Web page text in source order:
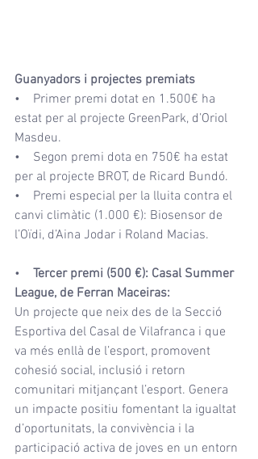
Guanyadors i projectes premiats
•    Primer premi dotat en 1.500€ ha
estat per al projecte GreenPark, d’Oriol
Masdeu.
•    Segon premi dota en 750€ ha estat
per al projecte BROT, de Ricard Bundó.
•    Premi especial per la lluita contra el
canvi climàtic (1.000 €): Biosensor de
l’Oïdi, d’Aina Jodar i Roland Macias.
• Tercer premi (500 €): Casal Summer
League, de Ferran Maceiras:
Un projecte que neix des de la Secció
Esportiva del Casal de Vilafranca i que
va més enllà de l’esport, promovent
cohesió social, inclusió i retorn
comunitari mitjançant l’esport. Genera
un impacte positiu fomentant la igualtat
d’oportunitats, la convivència i la
participació activa de joves en un entorn